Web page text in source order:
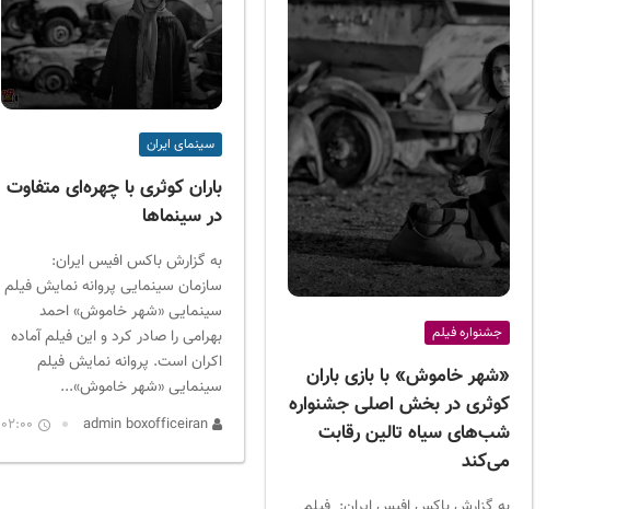
جشنواره فیلم
«شهر خاموش» با بازی باران
کوثری در بخش اصلی جشنواره
شب‌های سیاه تالین رقابت
می‌کند
سینمای ایران
باران کوثری با چهره‌ای متفاوت
در سینماها
به گزارش باکس افیس ایران:
سازمان سینمایی پروانه نمایش فیلم
سینمایی «شهر خاموش» احمد
بهرامی را صادر کرد و این فیلم آماده
اکران است. پروانه نمایش فیلم
سینمایی «شهر خاموش»...
admin boxofficeiran
02:00